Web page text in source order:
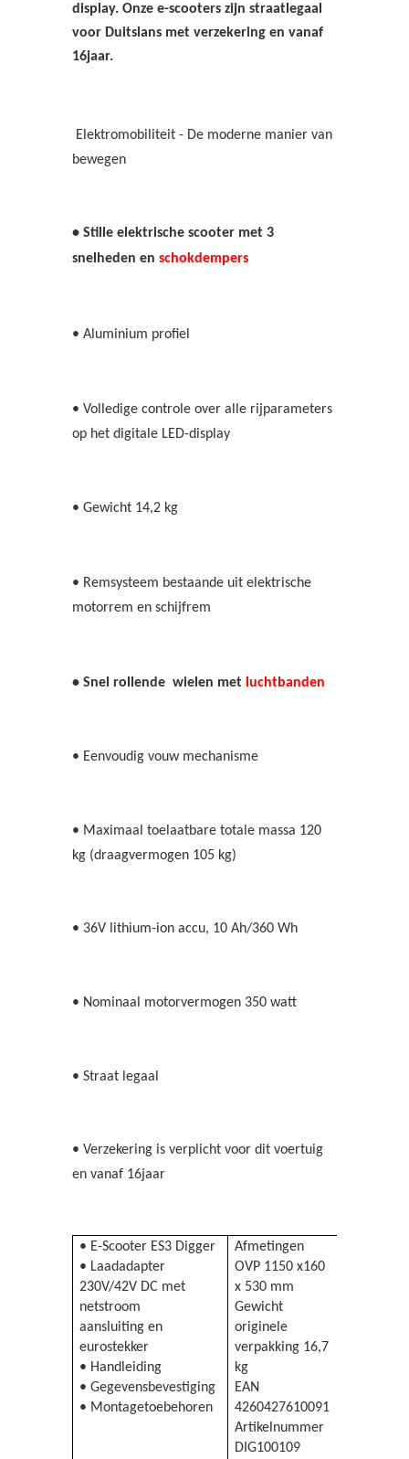
display. Onze e-scooters zijn straatlegaal
voor Duitslans met verzekering en vanaf
16jaar.
Elektromobiliteit - De moderne manier van
bewegen
• Stille elektrische scooter met 3
snelheden en schokdempers
• Aluminium profiel
• Volledige controle over alle rijparameters
op het digitale LED-display
• Gewicht 14,2 kg
• Remsysteem bestaande uit elektrische
motorrem en schijfrem
• Snel rollende wielen met luchtbanden
• Eenvoudig vouw mechanisme
• Maximaal toelaatbare totale massa 120
kg (draagvermogen 105 kg)
• 36V lithium-ion accu, 10 Ah/360 Wh
• Nominaal motorvermogen 350 watt
• Straat legaal
• Verzekering is verplicht voor dit voertuig
en vanaf 16jaar
• E-Scooter ES3 Digger
• Laadadapter
230V/42V DC met
netstroom
aansluiting en
eurostekker
• Handleiding
• Gegevensbevestiging
• Montagetoebehoren
Afmetingen
OVP 1150 x160
x 530 mm
Gewicht
originele
verpakking 16,7
kg
EAN
4260427610091
Artikelnummer
DIG100109